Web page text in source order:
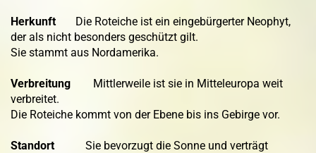
Herkunft Die Roteiche ist ein eingebürgerter Neophyt,
der als nicht besonders geschützt gilt.
Sie stammt aus Nordamerika.
Verbreitung Mittlerweile ist sie in Mitteleuropa weit
verbreitet.
Die Roteiche kommt von der Ebene bis ins Gebirge vor.
StandortSie bevorzugt die Sonne und verträgt